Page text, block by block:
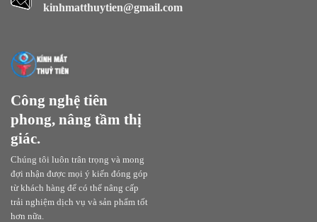
Công nghệ tiên
phong, nâng tầm thị
giác.
Chúng tôi luôn trân trọng và mong
đợi nhận được mọi ý kiến đóng góp
từ khách hàng để có thể nâng cấp
trải nghiệm dịch vụ và sản phẩm tốt
hơn nữa.
kinhmatthuytien@gmail.com